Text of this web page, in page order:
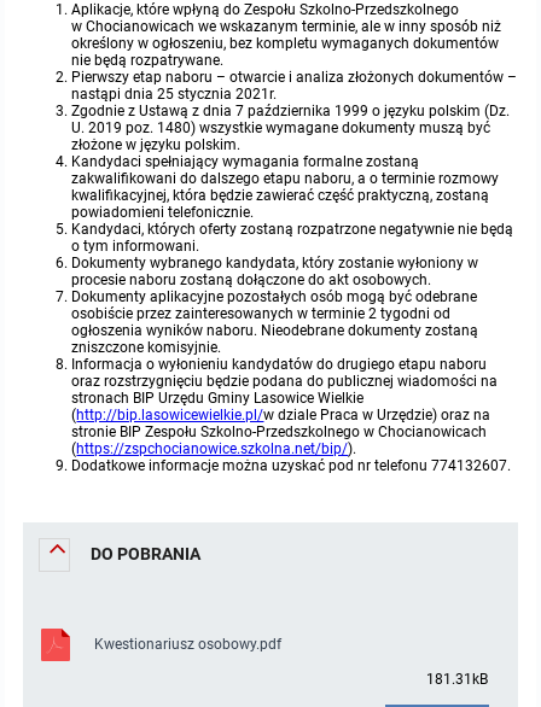
Aplikacje, które wpłyną do Zespołu Szkolno-Przedszkolnego
w Chocianowicach we wskazanym terminie, ale w inny sposób niż
określony w ogłoszeniu, bez kompletu wymaganych dokumentów
nie będą rozpatrywane.
Pierwszy etap naboru – otwarcie i analiza złożonych dokumentów –
nastąpi dnia 25 stycznia 2021r.
Zgodnie z Ustawą z dnia 7 października 1999 o języku polskim (Dz.
U. 2019 poz. 1480) wszystkie wymagane dokumenty muszą być
złożone w języku polskim.
Kandydaci spełniający wymagania formalne zostaną
zakwalifikowani do dalszego etapu naboru, a o terminie rozmowy
kwalifikacyjnej, która będzie zawierać część praktyczną, zostaną
powiadomieni telefonicznie.
Kandydaci, których oferty zostaną rozpatrzone negatywnie nie będą
o tym informowani.
Dokumenty wybranego kandydata, który zostanie wyłoniony w
procesie naboru zostaną dołączone do akt osobowych.
Dokumenty aplikacyjne pozostałych osób mogą być odebrane
osobiście przez zainteresowanych w terminie 2 tygodni od
ogłoszenia wyników naboru. Nieodebrane dokumenty zostaną
zniszczone komisyjnie.
Informacja o wyłonieniu kandydatów do drugiego etapu naboru
oraz rozstrzygnięciu będzie podana do publicznej wiadomości na
stronach BIP Urzędu Gminy Lasowice Wielkie
(http://bip.lasowicewielkie.pl/w dziale Praca w Urzędzie) oraz na
stronie BIP Zespołu Szkolno-Przedszkolnego w Chocianowicach
(https://zspchocianowice.szkolna.net/bip/).
Dodatkowe informacje można uzyskać pod nr telefonu 774132607.
DO POBRANIA
Kwestionariusz osobowy.pdf
181.31kB